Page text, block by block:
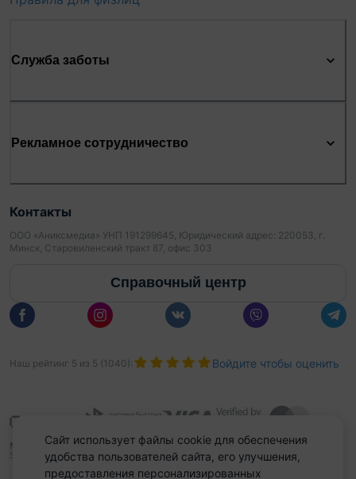
Служба заботы
Рекламное сотрудничество
Контакты
ООО «Аниксмедиа» УНП 191299645, Юридический адрес: 220053, г.
Минск, Старовиленский тракт 87, офис 303
Справочный центр
Наш рейтинг 5 из 5 (1040): Войдите чтобы оценить
Сайт использует файлы cookie для обеспечения
удобства пользователей сайта, его улучшения,
предоставления персонализированных